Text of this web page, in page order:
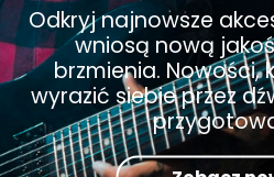
Odkryj najnowsze
wniosą nową
brzmienia. Nowości,
wyrazić siebie przez